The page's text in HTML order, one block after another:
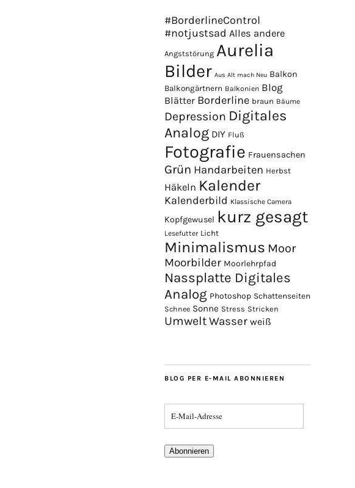
#BorderlineControl
#notjustsad Alles andere
Angststörung Aurelia
Bilder Aus Alt mach Neu Balkon
Balkongärtnern Balkonien Blog
Blätter Borderline braun Bäume
Depression Digitales
Analog DIY Fluß
Fotografie Frauensachen
Grün Handarbeiten Herbst
Häkeln Kalender
Kalenderbild Klassische Camera
Kopfgewusel kurz gesagt
Lesefutter Licht
Minimalismus Moor
Moorbilder Moorlehrpfad
Nassplatte Digitales
Analog Photoshop Schattenseiten
Schnee Sonne Stress Stricken
UmweltWasser weiß
BLOG PER E-MAIL ABONNIEREN
Abonnieren